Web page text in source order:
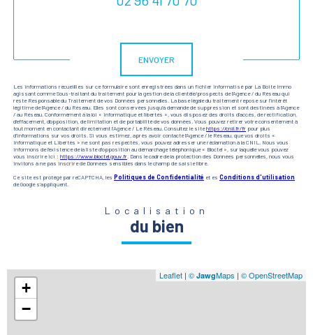
ENVOYER
Les informations recueillies sur ce formulaire sont enregistrées dans un fichier informatisé par La Boite Immo
agissant comme Sous-traitant du traitement pour la gestion de la clientèle/prospects de l'Agence / du Réseau qui
reste Responsable du Traitement de vos Données personnelles. La base légale du traitement repose sur l'intérêt
légitime de l'Agence / du Réseau. Elles sont conservées jusqu'à demande de suppression et sont destinées à l'Agence
/ au Réseau. Conformément à la loi « informatique et libertés », vous disposez des droits d’accès, de rectification,
d’effacement, d’opposition, de limitation et de portabilité de vos données. Vous pouvez retirer votre consentement à
tout moment en contactant directement l’Agence / Le Réseau. Consultez le sitehttps://cnil.fr/fr pour plus
d’informations sur vos droits. Si vous estimez, après avoir contacté l'Agence / le Réseau, que vos droits «
Informatique et Libertés » ne sont pas respectés, vous pouvez adresser une réclamation à la CNIL. Nous vous
informons de l’existence de la liste d'opposition au démarchage téléphonique « Bloctel », sur laquelle vous pouvez
vous inscrire ici : https://www.bloctel.gouv.fr . Dans le cadre de la protection des Données personnelles, nous vous
invitons à ne pas inscrire de Données sensibles dans le champ de saisie libre.
Ce site est protégé par reCAPTCHA, les Politiques de Confidentialité et es Conditions d'utilisation
de Google s'appliquent.
Localisation
du bien
+
−
Leaflet | © JawgMaps | © OpenStreetMap